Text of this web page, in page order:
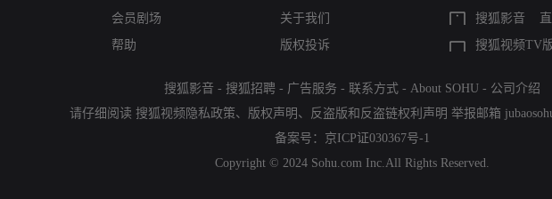
会员剧场
帮助
关于我们
版权投诉
搜狐影音
搜狐视频TV
搜狐影音 - 搜狐招聘 - 广告服务 - 联系方式 - About SOHU - 公司介绍
请仔细阅读 搜狐视频隐私政策、 版权声明 、 反盗版和反盗链权利声明 举报邮箱
备案号： 京ICP证030367号-1
Copyright © 2024 Sohu.com Inc.All Rights Reserved.